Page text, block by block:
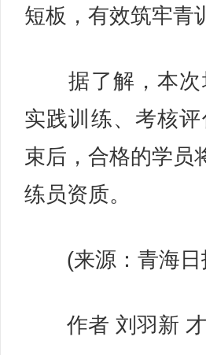
短板，有效筑牢青
据了解，本次
实践训练、考核
束后，合格的学员
练员资质。
(来源：青海日
作者 刘羽新 才